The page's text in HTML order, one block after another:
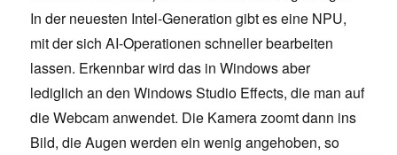
In der neuesten Intel-Generation gibt es eine NPU,
mit der sich AI-Operationen schneller bearbeiten
lassen. Erkennbar wird das in Windows aber
lediglich an den Windows Studio Effects, die man auf
die Webcam anwendet. Die Kamera zoomt dann ins
Bild, die Augen werden ein wenig angehoben, so